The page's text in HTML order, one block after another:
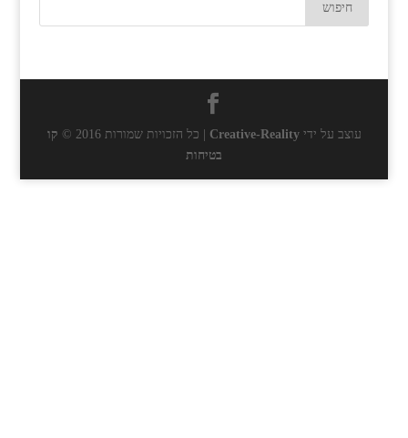
עוצב על ידיCreative-Reality | כל הזכויות שמורות 2016 ©
קו
בטיחות